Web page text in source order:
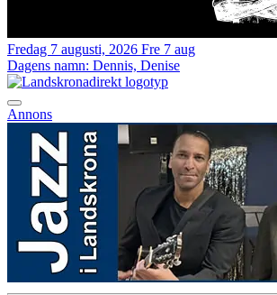
Fredag 7 augusti, 2026 Fre 7 aug
Dagens namn: Dennis, Denise
Annons